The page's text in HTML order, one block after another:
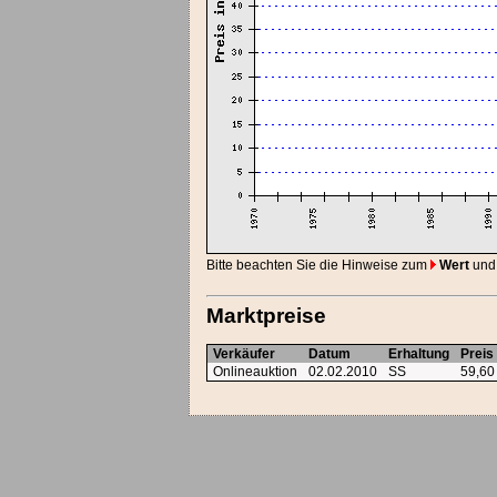
Bitte beachten Sie die Hinweise zum Wert
Marktpreise
Verkäufer Datum Erhaltung
Preis
Onlineauktion
02.02.2010 SS